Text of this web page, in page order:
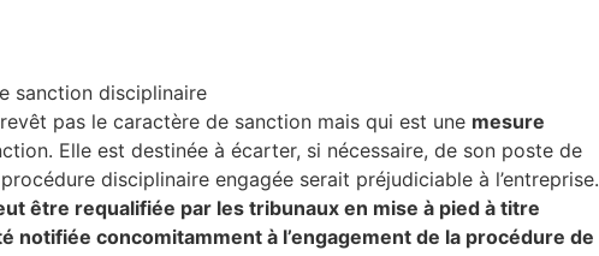
sanction disciplinaire
pas le caractère de sanction mais qui est une mesure
Elle est destinée à écarter, si nécessaire, de son poste de
disciplinaire engagée serait préjudiciable à l’entreprise.
être requalifiée par les tribunaux en mise à pied à titre
notifiée concomitamment à l’engagement de la procédure de